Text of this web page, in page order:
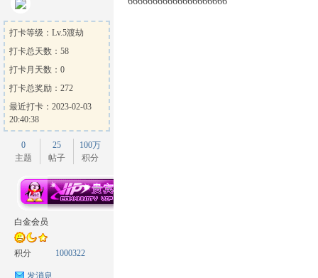
打卡等级：Lv.5渡劫
打卡总天数：58
打卡月天数：0
打卡总奖励：272
最近打卡：2023-02-03
20:40:38
0
主题
25
帖子
100万
积分
白金会员
积分 1000322
发消息